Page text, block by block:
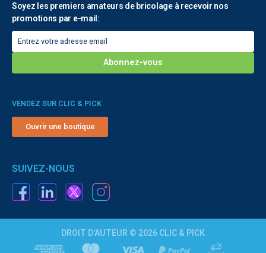
Soyez les premiers amateurs de bricolage à recevoir nos
promotions par e-mail:
VENDEZ SUR CLIC & PICK
Ouvrir une boutique
SUIVEZ-NOUS
DROIT D'AUTEUR © 2026 CLIC & PICK